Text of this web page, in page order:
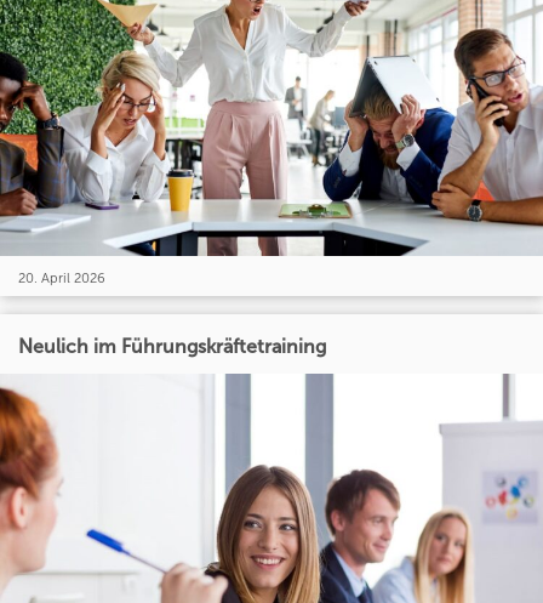
20. April 2026
Neulich im Führungskräftetraining